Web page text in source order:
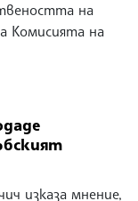
на
Комисията на
изказа мнение,